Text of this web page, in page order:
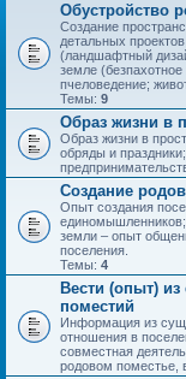
Обустройство
Создание
детальных
(ландшафтный
земле
пчеловедение;
Темы: 9
Образ жизни в
Образ жизни в
обряды и
Создание
Опыт создания
единомышленников;
земли – опыт
поселения.
Темы: 4
Вести (опыт)
поместий
Информация из
отношения в
совместная
родовом поместье,